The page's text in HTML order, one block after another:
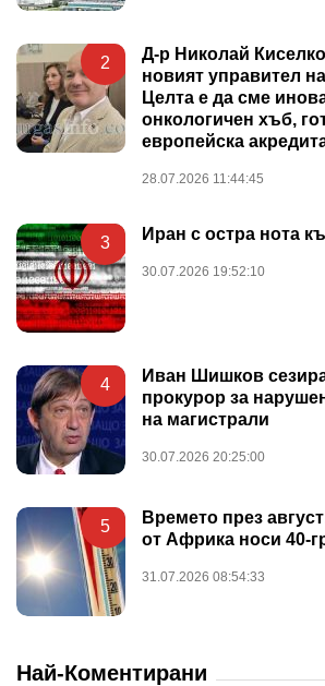
2
Д-р Николай
новият управител
Целта е да сме
онкологичен хъб,
европейска
28.07.2026 11:44:45
3 Иран с остра нота
30.07.2026 19:52:10
4
Иван Шишков
прокурор за
на магистрали
30.07.2026 20:25:00
5
Времето през
от Африка носи 40-
31.07.2026 08:54:33
Най-Коментирани